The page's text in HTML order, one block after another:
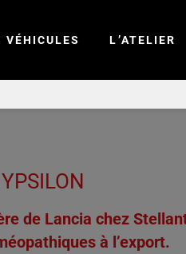
VÉHICULES L’ATELIER
de Lancia chez
à l’export.